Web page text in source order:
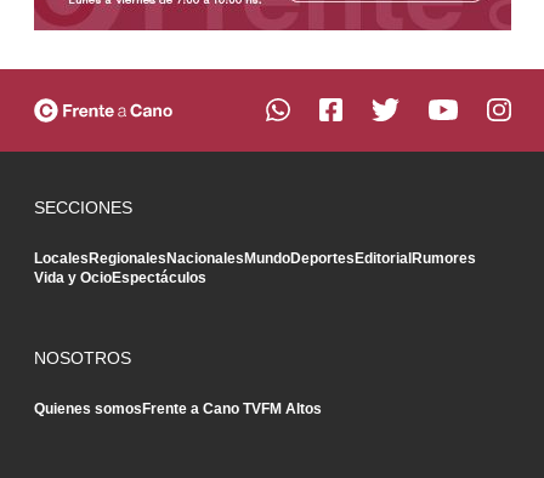
SECCIONES
LocalesRegionalesNacionalesMundoDeportesEditorialRumores
Vida y OcioEspectáculos
NOSOTROS
Quienes somosFrente a Cano TVFM Altos